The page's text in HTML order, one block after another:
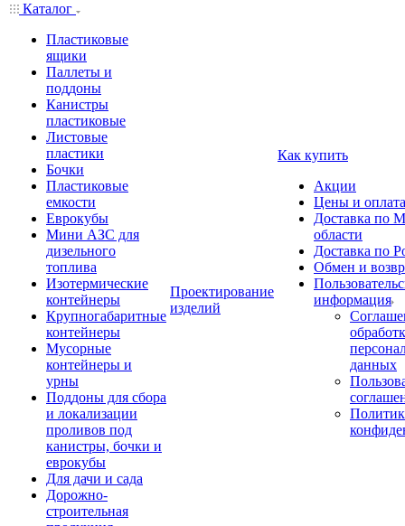
Каталог
Пластиковые
ящики
Паллеты и
поддоны
Канистры
пластиковые
Листовые
пластики
Бочки
Пластиковые
емкости
Еврокубы
Мини АЗС для
дизельного
топлива
Изотермические
контейнеры
Крупногабаритные
контейнеры
Мусорные
контейнеры и
урны
Поддоны для сбора
и локализации
проливов под
канистры, бочки и
еврокубы
Для дачи и сада
Дорожно-
строительная
Проектирование
изделий
Как купить
Акции
Цены и оплата
Доставка по
области
Доставка по
Обмен и
информация
данных